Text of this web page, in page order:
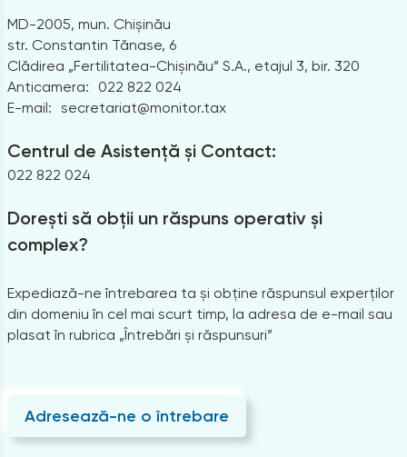
MD-2005, mun. Chișinău
str. Constantin Tănase, 6
Clădirea „Fertilitatea-Chișinău” S.A., etajul 3, bir. 320
Anticamera:
022 822 024
E-mail: secretariat@monitor.tax
Centrul de Asistență și Contact:
022 822 024
Dorești să obții un răspuns operativ și
complex?
Expediază-ne întrebarea ta și obține răspunsul experților
din domeniu în cel mai scurt timp, la adresa de e-mail sau
plasat în rubrica „Întrebări și răspunsuri”
Adresează-ne o întrebare